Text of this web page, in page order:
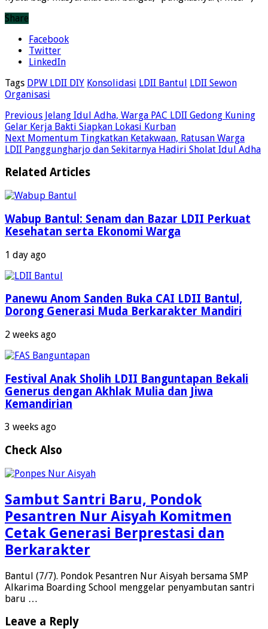
Share
Facebook
Twitter
LinkedIn
Tags DPW LDII DIY Konsolidasi LDII Bantul LDII Sewon
Organisasi
Previous Jelang Idul Adha, Warga PAC LDII Gedong Kuning
Gelar Kerja Bakti Siapkan Lokasi Kurban
Next Momentum Tingkatkan Ketakwaan, Ratusan Warga
LDII Panggungharjo dan Sekitarnya Hadiri Sholat Idul Adha
Related Articles
Wabup Bantul: Senam dan Bazar LDII Perkuat
Kesehatan serta Ekonomi Warga
1 day ago
Panewu Anom Sanden Buka CAI LDII Bantul,
Dorong Generasi Muda Berkarakter Mandiri
2 weeks ago
Festival Anak Sholih LDII Banguntapan Bekali
Generus dengan Akhlak Mulia dan Jiwa
Kemandirian
3 weeks ago
Check Also
Sambut Santri Baru, Pondok
Pesantren Nur Aisyah Komitmen
Cetak Generasi Berprestasi dan
Berkarakter
Bantul (7/7). Pondok Pesantren Nur Aisyah bersama SMP
Alkarima Boarding School menggelar penyambutan santri
baru …
Leave a Reply